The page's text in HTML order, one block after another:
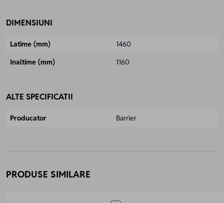
DIMENSIUNI
Latime (mm)
1460
Inaltime (mm)
1160
ALTE SPECIFICATII
Producator Barrier
PRODUSE SIMILARE